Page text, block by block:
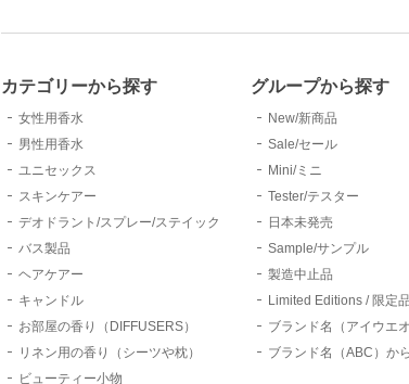
カテゴリーから探す
女性用香水
男性用香水
ユニセックス
スキンケアー
デオドラント/スプレー/ステイック
バス製品
ヘアケアー
キャンドル
お部屋の香り（DIFFUSERS）
リネン用の香り（シーツや枕）
ビューティー小物
グループから探す
New/新商品
Sale/セール
Mini/ミニ
Tester/テスター
日本未発売
Sample/サンプル
製造中止品
Limited Editions / 限定品
ブランド名（アイウエ
ブランド名（ABC）か